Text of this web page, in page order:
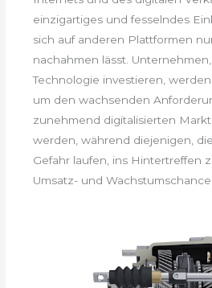
einzigartiges und fesselndes
sich auf anderen Plattformen
nachahmen lässt.
Technologie investieren,
um den wachsenden
zunehmend digitalisierten
werden, während diejenigen,
Gefahr laufen, ins Hintertreffen
Umsatz- und